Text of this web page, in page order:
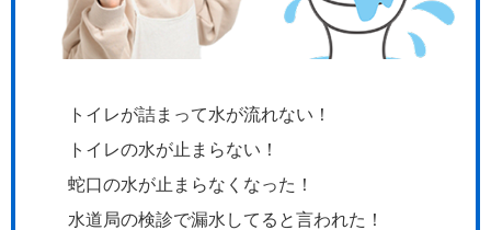
トイレが詰まって水が流れない！
トイレの水が止まらない！
蛇口の水が止まらなくなった！
水道局の検診で漏水してると言われた！